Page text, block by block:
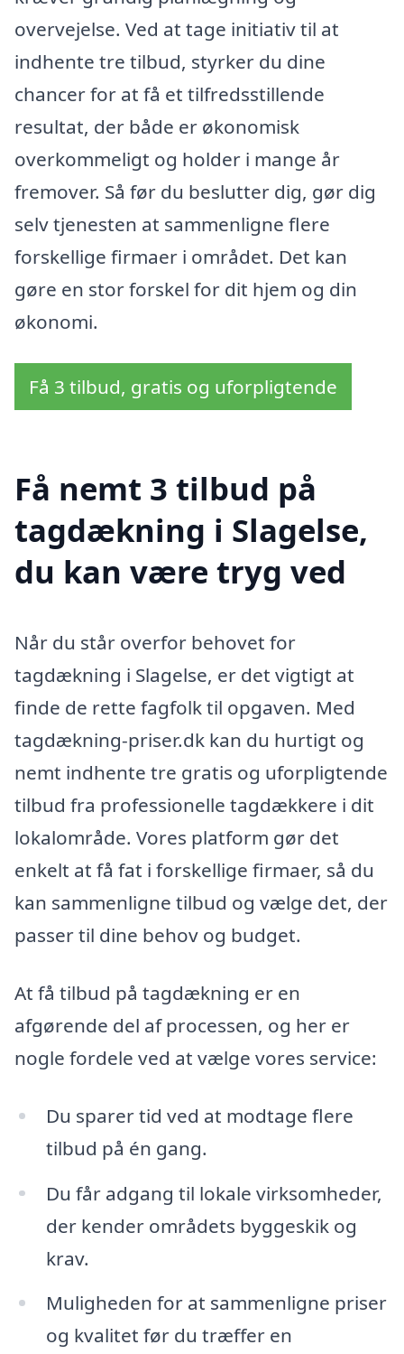
overvejelse. Ved at tage initiativ til at
indhente tre tilbud, styrker du dine
chancer for at få et tilfredsstillende
resultat, der både er økonomisk
overkommeligt og holder i mange år
fremover. Så før du beslutter dig, gør dig
selv tjenesten at sammenligne flere
forskellige firmaer i området. Det kan
gøre en stor forskel for dit hjem og din
økonomi.
Få 3 tilbud, gratis og uforpligtende
Få nemt 3 tilbud på
tagdækning i Slagelse,
du kan være tryg ved
Når du står overfor behovet for
tagdækning i Slagelse, er det vigtigt at
finde de rette fagfolk til opgaven. Med
tagdækning-priser.dk kan du hurtigt og
nemt indhente tre gratis og uforpligtende
tilbud fra professionelle tagdækkere i dit
lokalområde. Vores platform gør det
enkelt at få fat i forskellige firmaer, så du
kan sammenligne tilbud og vælge det, der
passer til dine behov og budget.
At få tilbud på tagdækning er en
afgørende del af processen, og her er
nogle fordele ved at vælge vores service:
Du sparer tid ved at modtage flere
tilbud på én gang.
Du får adgang til lokale virksomheder,
der kender områdets byggeskik og
krav.
Muligheden for at sammenligne priser
og kvalitet før du træffer en